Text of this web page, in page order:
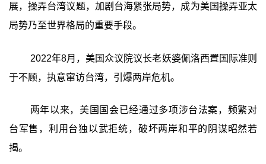
展，操弄台湾议题，加剧台海紧张局势，成为美国操弄亚太
局势乃至世界格局的重要手段。
2022年8月，美国众议院议长老妖婆佩洛西置国际准则
于不顾，执意窜访台湾，引爆两岸危机。
两年以来，美国国会已经通过多项涉台法案，频繁对
台军售，利用台独以武拒统，破坏两岸和平的阴谋昭然若
揭。